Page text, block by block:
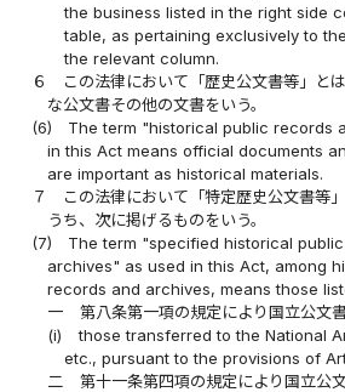
the business listed in the right side
table, as pertaining exclusively to
the relevant column.
６
この法律において「歴史公文書等」と
な公文書その他の文書をいう。
(6)
The term "historical public records
in this Act means official documents
are important as historical materials.
７
この法律において「特定歴史公文書等
うち、次に掲げるものをいう。
(7)
The term "specified historical
archives" as used in this Act, among
records and archives, means those
一
第八条第一項の規定により国立公文
(i)
those transferred to the National
etc., pursuant to the provisions of
二
第十一条第四項の規定により国立公